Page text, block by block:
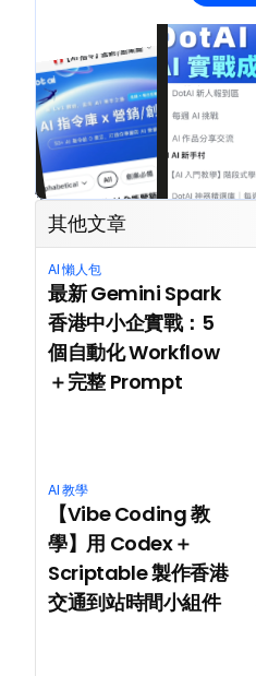
其他文章
AI 懶人包
最新 Gemini Spark
香港中小企實戰：5
個自動化 Workflow
＋完整 Prompt
AI 教學
【Vibe Coding 教
學】用 Codex＋
Scriptable 製作香港
交通到站時間小組件